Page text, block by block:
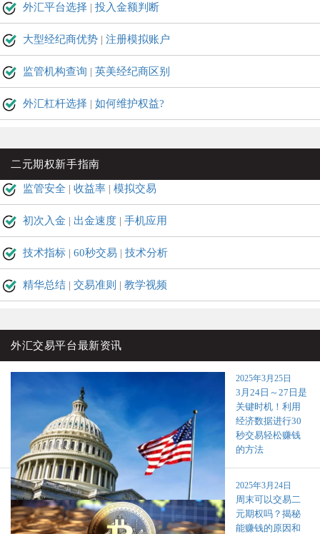
外汇平台选择 | 投入金额判断
大型经纪商优势 | 注册模拟账户
监管机构查询 | 英美经纪商区别
外汇杠杆选择 | 如何维护权益?
二元期权新手指南
监管安全 | 收益率 | 模拟交易
初次入金 | 出金速度 | 手机应用
技术指标 | 60秒交易 | 技术分析
精华总结 | 交易准则 | 教学视频
外汇交易平台最新资讯
2025年3月25日
3月24日～27日是
关键时机！利用
经济数据进行30
秒交易轻松赚钱
的方法
2025年3月24日
周末可以交易二
元期权吗？揭秘
能赚钱的原因和